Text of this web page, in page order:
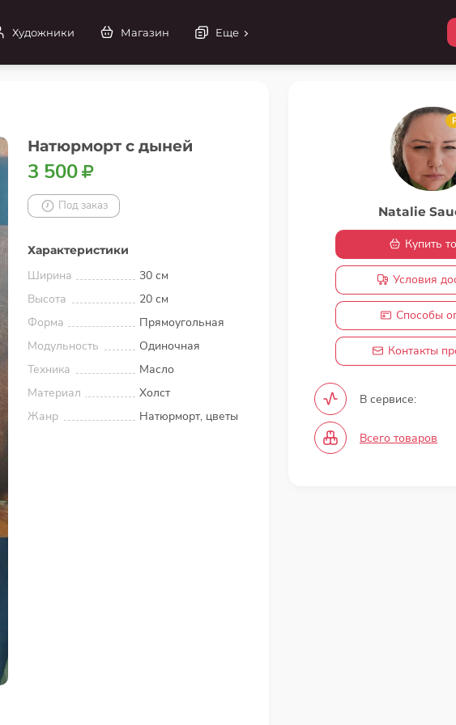
Художники Магазин Еще
Натюрморт с дыней
3 500
Под заказ
Характеристики
Ширина
30 см
Высота
20 см
Форма
Прямоугольная
Модульность
Одиночная
Техника
Масло
Материал
Холст
Жанр
Натюрморт, цветы
Natalie
Купить
Условия
Способы
Контакты
В сервисе:
Всего товаров